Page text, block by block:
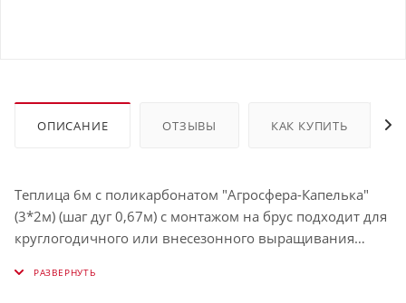
ОПИСАНИЕ ОТЗЫВЫ КАК КУПИТЬ
Теплица 6м с поликарбонатом "Агросфера-Капелька"
(3*2м) (шаг дуг 0,67м) с монтажом на брус подходит для
круглогодичного или внесезонного выращивания